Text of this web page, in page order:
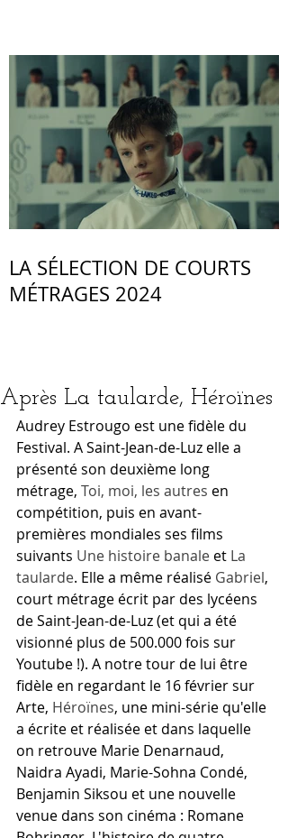
LA SÉLECTION DE COURTS
MÉTRAGES 2024
Après La taularde, Héroïnes
Audrey Estrougo est une fidèle du
Festival. A Saint-Jean-de-Luz elle a
présenté son deuxième long
métrage, Toi, moi, les autres en
compétition, puis en avant-
premières mondiales ses films
suivants Une histoire banale et La
taularde. Elle a même réalisé Gabriel,
court métrage écrit par des lycéens
de Saint-Jean-de-Luz (et qui a été
visionné plus de 500.000 fois sur
Youtube !). A notre tour de lui être
fidèle en regardant le 16 février sur
Arte, Héroïnes, une mini-série qu'elle
a écrite et réalisée et dans laquelle
on retrouve Marie Denarnaud,
Naidra Ayadi, Marie-Sohna Condé,
Benjamin Siksou et une nouvelle
venue dans son cinéma : Romane